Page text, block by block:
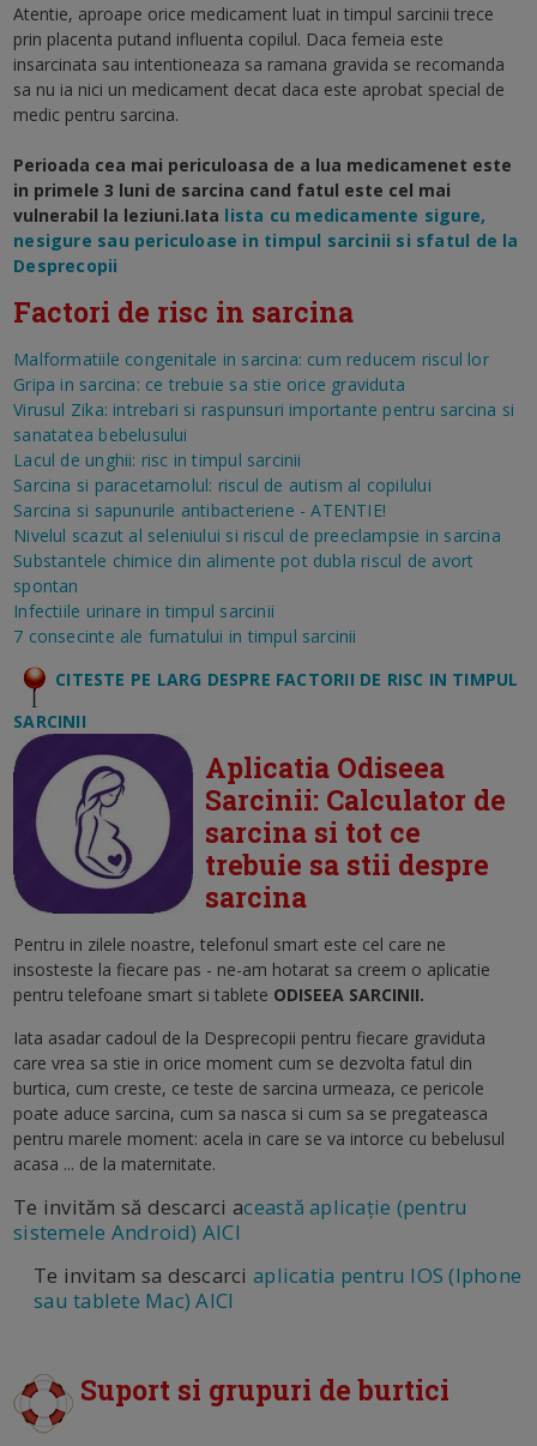
Atentie, aproape orice medicament luat in timpul sarcinii trece
prin placenta putand influenta copilul. Daca femeia este
insarcinata sau intentioneaza sa ramana gravida se recomanda
sa nu ia nici un medicament decat daca este aprobat special de
medic pentru sarcina.
Perioada cea mai periculoasa de a lua medicamenet este
in primele 3 luni de sarcina cand fatul este cel mai
vulnerabil la leziuni.Iata lista cu medicamente sigure,
nesigure sau periculoase in timpul sarcinii si sfatul de la
Desprecopii
Factori de risc in sarcina
Malformatiile congenitale in sarcina: cum reducem riscul lor
Gripa in sarcina: ce trebuie sa stie orice graviduta
Virusul Zika: intrebari si raspunsuri importante pentru sarcina si
sanatatea bebelusului
Lacul de unghii: risc in timpul sarcinii
Sarcina si paracetamolul: riscul de autism al copilului
Sarcina si sapunurile antibacteriene - ATENTIE!
Nivelul scazut al seleniului si riscul de preeclampsie in sarcina
Substantele chimice din alimente pot dubla riscul de avort
spontan
Infectiile urinare in timpul sarcinii
7 consecinte ale fumatului in timpul sarcinii
CITESTE PE LARG DESPRE FACTORII DE RISC IN TIMPUL
SARCINII
Aplicatia Odiseea
Sarcinii: Calculator de
sarcina si tot ce
trebuie sa stii despre
sarcina
Pentru in zilele noastre, telefonul smart este cel care ne
insosteste la fiecare pas - ne-am hotarat sa creem o aplicatie
pentru telefoane smart si tablete ODISEEA SARCINII.
Iata asadar cadoul de la Desprecopii pentru fiecare graviduta
care vrea sa stie in orice moment cum se dezvolta fatul din
burtica, cum creste, ce teste de sarcina urmeaza, ce pericole
poate aduce sarcina, cum sa nasca si cum sa se pregateasca
pentru marele moment: acela in care se va intorce cu bebelusul
acasa ... de la maternitate.
Te invităm să descarci această aplicație (pentru
sistemele Android) AICI
Te invitam sa descarci aplicatia pentru IOS (Iphone
sau tablete Mac) AICI
Suport si grupuri de burtici